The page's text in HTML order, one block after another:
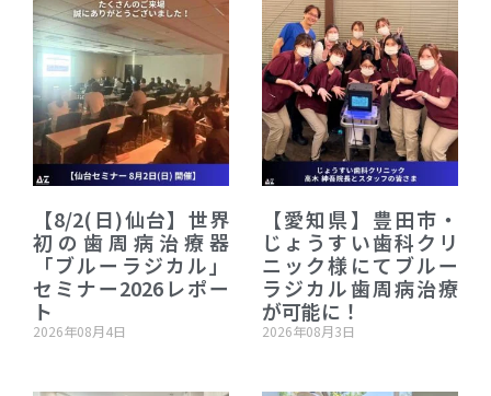
【8/2(日)仙台】世界
初の歯周病治療器
「ブルーラジカル」
セミナー2026レポー
ト
2026年08月4日
【愛知県】豊田市・
じょうすい歯科クリ
ニック様にてブルー
ラジカル歯周病治療
が可能に！
2026年08月3日